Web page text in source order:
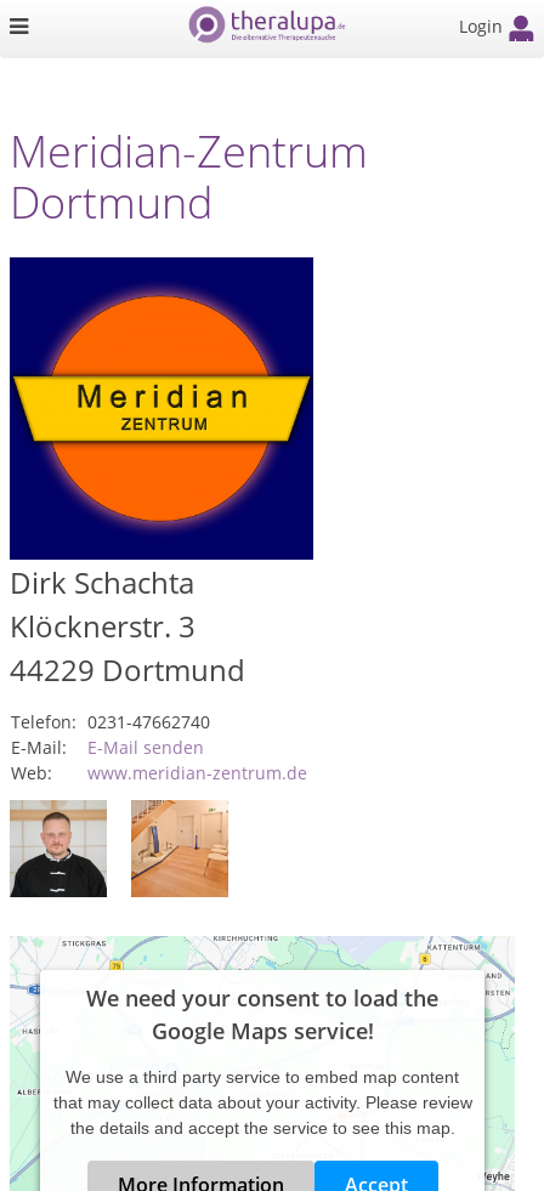
Login
Meridian-Zentrum
Dortmund
Dirk Schachta
Klöcknerstr. 3
44229 Dortmund
Telefon: 0231-47662740
E-Mail:
E-Mail senden
Web:
www.meridian-zentrum.de
We need your consent to load the
Google Maps service!
We use a third party service to embed map content
that may collect data about your activity. Please review
the details and accept the service to see this map.
More Information Accept